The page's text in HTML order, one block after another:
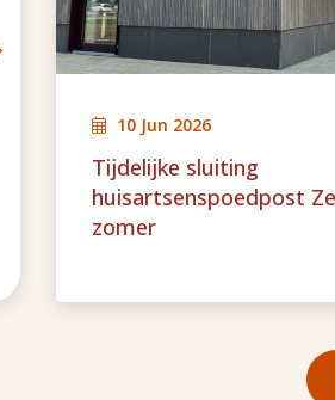
10 Jun 2026
Tijdelijke sluiting
huisartsenspoedpost
zomer